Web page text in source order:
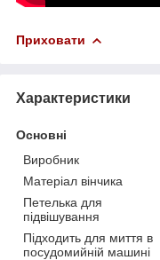
Приховати
Характеристики
Основні
Виробник
Матеріал вінчика
Петелька для
підвішування
Підходить для миття в
посудомийній машині